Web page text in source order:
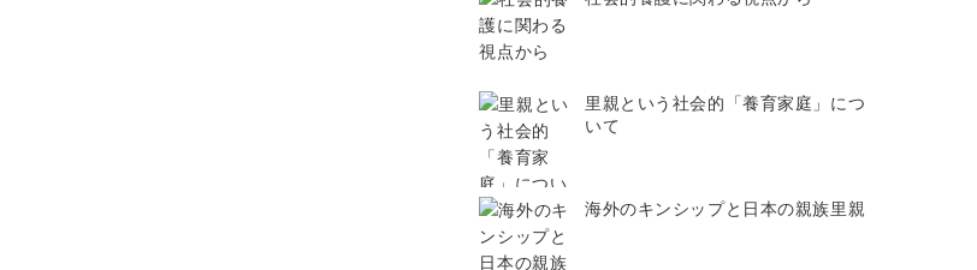
里親という社会的「養育家庭」につ
いて
海外のキンシップと日本の親族里親